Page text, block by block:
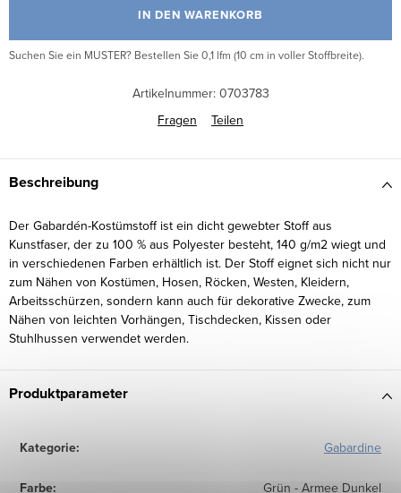
IN DEN WARENKORB
Suchen Sie ein MUSTER? Bestellen Sie 0,1 lfm (10 cm in voller Stoffbreite).
Artikelnummer: 0703783
Fragen
Teilen
Beschreibung
Der Gabardén-Kostümstoff ist ein dicht gewebter Stoff aus
Kunstfaser, der zu 100 % aus Polyester besteht, 140 g/m2 wiegt und
in verschiedenen Farben erhältlich ist. Der Stoff eignet sich nicht nur
zum Nähen von Kostümen, Hosen, Röcken, Westen, Kleidern,
Arbeitsschürzen, sondern kann auch für dekorative Zwecke, zum
Nähen von leichten Vorhängen, Tischdecken, Kissen oder
Stuhlhussen verwendet werden.
Produktparameter
Kategorie: Gabardine
Farbe: Grün - Armee Dunkel